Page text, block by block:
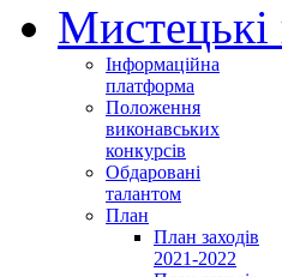
Інформаційна
платформа
Положення
виконавських
конкурсів
Обдаровані
талантом
План
План заходів
2021-2022